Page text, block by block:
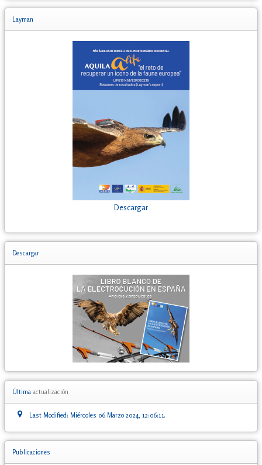
Layman
Descargar
Descargar
Última actualización
Last Modified: Miércoles 06 Marzo 2024, 12:06:11.
Publicaciones